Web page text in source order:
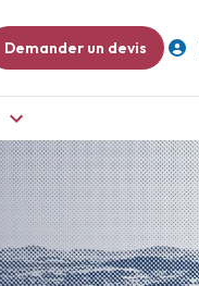
Demander un devis